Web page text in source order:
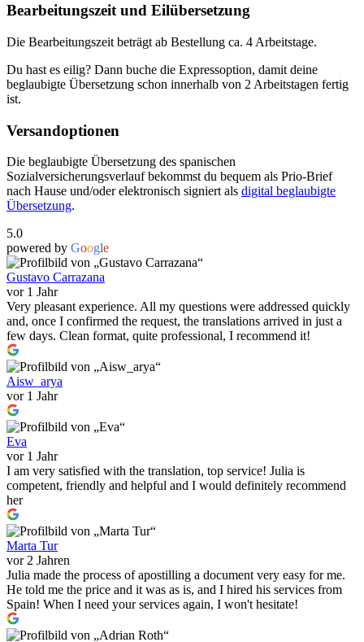
Bearbeitungszeit und Eilübersetzung
Die Bearbeitungszeit beträgt ab Bestellung ca. 4 Arbeitstage.
Du hast es eilig? Dann buche die Expressoption, damit deine
beglaubigte Übersetzung schon innerhalb von 2 Arbeitstagen fertig
ist.
Versandoptionen
Die beglaubigte Übersetzung des spanischen
Sozialversicherungsverlauf bekommst du bequem als Prio-Brief
nach Hause und/oder elektronisch signiert als digital beglaubigte
Übersetzung.
5.0
powered by Google
Gustavo Carrazana
vor 1 Jahr
Very pleasant experience. All my questions were addressed quickly
and, once I confirmed the request, the translations arrived in just a
few days. Clean format, quite professional, I recommend it!
Aisw_arya
vor 1 Jahr
Eva
vor 1 Jahr
I am very satisfied with the translation, top service! Julia is
competent, friendly and helpful and I would definitely recommend
her
Marta Tur
vor 2 Jahren
Julia made the process of apostilling a document very easy for me.
He told me the price and it was as is, and I hired his services from
Spain! When I need your services again, I won't hesitate!